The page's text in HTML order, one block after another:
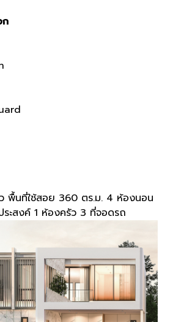
ก
พื้นที่ใช้สอย 360 ตร.ม. 4 ห้องนอน
ะสงค์ 1 ห้องครัว 3 ที่จอดรถ